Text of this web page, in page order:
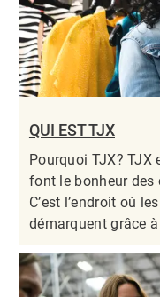
QUI EST TJX
Pourquoi TJX? TJX
font le bonheur des
C’est l’endroit où
démarquent grâce